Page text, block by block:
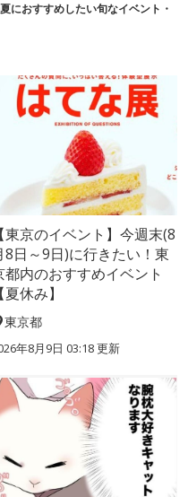
におすすめしたい旬なイベント・
【東京のイベント】今週末(8
8日～9日)に行きたい！東
都内のおすすめイベント
【夏休み】
東京都
年8月9日 03:18更新